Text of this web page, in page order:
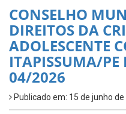
CONSELHO
DIREITOS DA
ADOLESCENTE
ITAPISSUMA/PE
04/2026
Publicado em: 15 de junho de